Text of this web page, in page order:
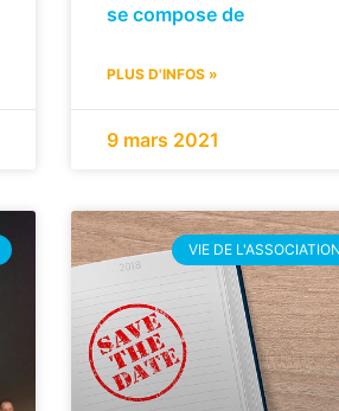
se compose de
PLUS D'INFOS »
9 mars 2021
VIE DE L'ASSOCIATION